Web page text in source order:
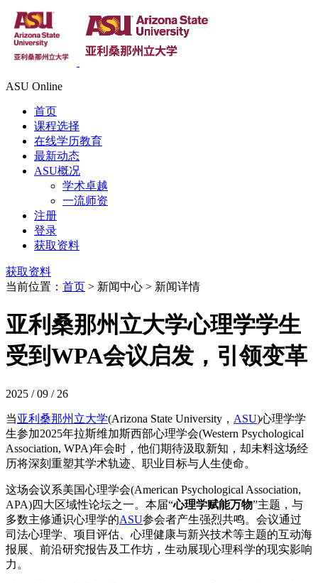
ASU Online
首页
课程选择
在线学历教育
最新动态
ASU概况
学术卓越
一流师资
注册
登录
获取资料
获取资料
当前位置： 首页 > 新闻中心 > 新闻详情
亚利桑那州立大学心理学学生
受到WPA会议启发，引领变革
2025 / 09 / 26
当亚利桑那州立大学(Arizona State University， ASU)心理学学
生参加2025年拉斯维加斯西部心理学会(Western Psychological
Association, WPA)年会时，他们期待汲取新知，却未料这场经
历将深刻重塑其学术轨迹、职业目标与人生使命。
这场会议系美国心理学会(American Psychological Association,
APA)四大区域性论坛之一。本届“心理学赋能万物”主题，与
多数主修通识心理学的ASU参会者产生强烈共鸣。会议通过
司法心理学、项目评估、心理健康与新兴技术等主题的互动海
报展、前沿研究报告及工作坊，生动展现心理科学的现实影响
力。